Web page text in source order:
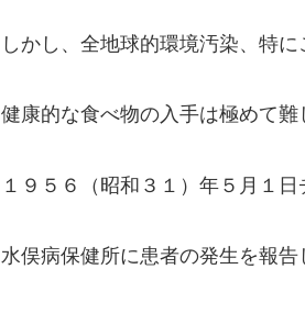
しかし、全地球的環境汚染、特
健康的な食べ物の入手は極めて難
１９５６（昭和３１）年５月１
水俣病保健所に患者の発生を報告